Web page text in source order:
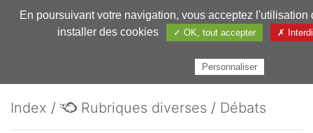
Pharmechange
Index / Rubriques diverses / Débats
En poursuivant votre navigation, vous acceptez l'utilisation
installer des cookies
✓ OK, tout accepter ✗
Personnaliser